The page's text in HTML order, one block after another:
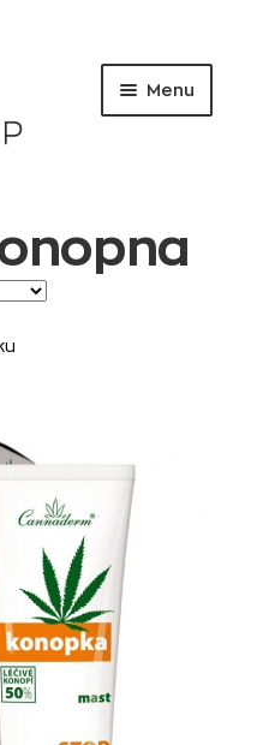
Menu